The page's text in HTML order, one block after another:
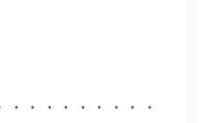
・・・・・・・・